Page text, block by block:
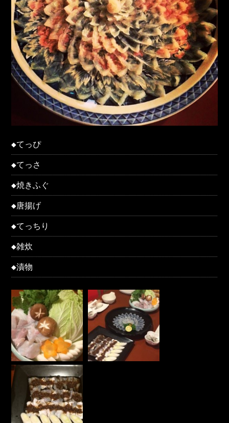
◆てっぴ
◆てっさ
◆焼きふぐ
◆唐揚げ
◆てっちり
◆雑炊
◆漬物